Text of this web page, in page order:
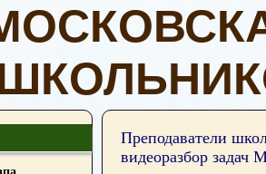
Преподаватели
видеоразбор